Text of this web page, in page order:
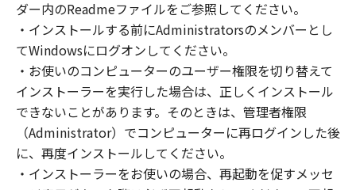
知的財産権も、明示たると黙示たるとを問わ
ず、本契約書によってお客様に譲渡あるいは許
諾されるものではありません。
２．制限
(1) お客様は、再使用許諾、譲渡、販売、頒
布、リースもしくは貸与その他の方法により、
第三者に「本ソフトウェア」を使用させること
はできません。
(2) お客様は、「本ソフトウェア」の全部また
ダー内のReadmeファイルをご参照してください。
・インストールする前にAdministratorsのメンバーとし
てWindowsにログオンしてください。
・お使いのコンピューターのユーザー権限を切り替えて
インストーラーを実行した場合は、正しくインストール
できないことがあります。そのときは、管理者権限
（Administrator）でコンピューターに再ログインした後
に、再度インストールしてください。
・インストーラーをお使いの場合、再起動を促すメッセ